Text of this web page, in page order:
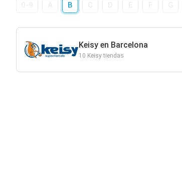
B
Keisy en Barcelona
10 Keisy tiendas